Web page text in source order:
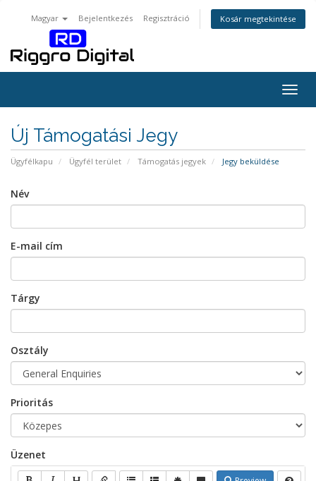
Magyar Bejelentkezés Regisztráció Kosár megtekintése
Új Támogatási Jegy
Ügyfélkapu Ügyfél terület Támogatás jegyek Jegy beküldése
Név
E-mail cím
Tárgy
Osztály
Prioritás
Üzenet